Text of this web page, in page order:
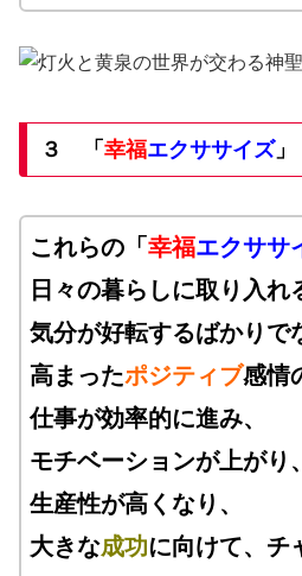
３ 「 幸福エクササイズ」
これらの「 幸福エクササ
日々の暮らしに取り入れ
気分が好転するばかりで
高まったポジティブ感情
仕事が効率的に進み、
モチベーションが上がり、
生産性が高くなり、
大きな成功に向けて、チ